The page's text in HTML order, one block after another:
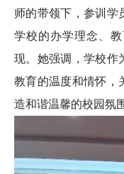
师的带领下，参训学
学校的办学理念、
现。她强调，学校作
教育的温度和情怀，
造和谐温馨的校园氛